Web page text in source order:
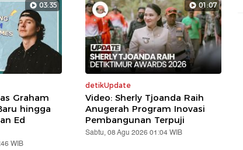
03:35
Graham
hingga
Ed
WIB
01:07
detikUpdate
Video: Sherly Tjoanda Raih
Anugerah Program Inovasi
Pembangunan Terpuji
Sabtu, 08 Agu 2026 01:04 WIB